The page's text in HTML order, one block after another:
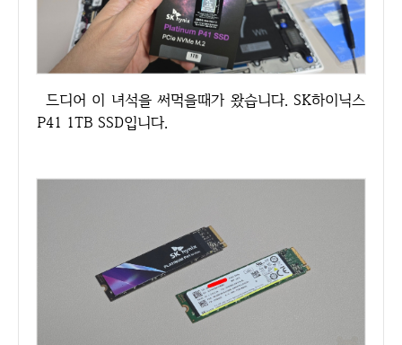
드디어 이 녀석을 써먹을때가 왔습니다. SK하이닉스
P41 1TB SSD입니다.